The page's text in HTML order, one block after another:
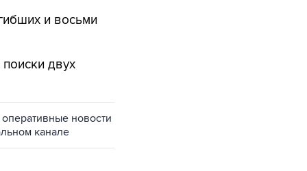
и восьми
двух
новости
канале